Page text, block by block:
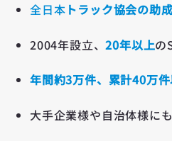
全日本 トラック協会の助
2004年設立、20年以上の
年間約3万件、累計40万
大手企業様や自治体様に